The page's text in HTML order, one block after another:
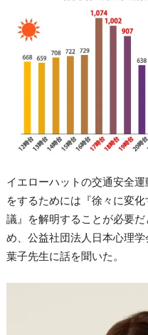
イエローハットの交通安全
をするためには『徐々に変
議』を解明することが必要
め、公益社団法人日本心理
葉子先生に話を聞いた。